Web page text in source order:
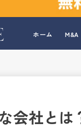
ホーム M&A
会社と